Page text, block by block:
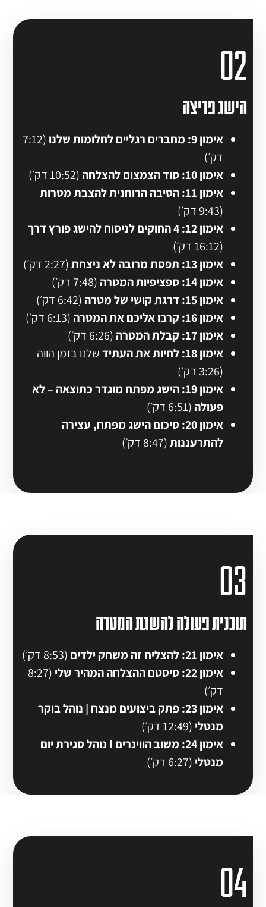
02
הישג פריצה
אימון 9: מחברים רגליים לחלומות שלנו
(7:12
דק׳)
אימון 10: סוד הצמצום להצלחה
(10:52 דק׳)
אימון 11: הסיבה הרוחנית להצבת מטרות
(9:43 דק׳)
אימון 12: 4 החוקים לניסוח להישג פורץ דרך
(16:12 דק׳)
אימון 13: תפסת מרובה לא ניצחת
(2:27 דק׳)
אימון 14: ספציפיות המטרה
(7:48 דק׳)
אימון 15: דרגת קושי של מטרה
(6:42 דק׳)
אימון 16: קרבו אליכם את המטרה
(6:13 דק׳)
אימון 17: קבלת המטרה
(6:26 דק׳)
אימון 18: לחיות את העתיד
שלנו בזמן הווה
(3:26 דק׳)
אימון 19: הישג מפתח מוגדר כתוצאה – לא
פעולה (6:51 דק׳)
אימון 20: סיכום הישג מפתח, עצירה
להתרעננות(8:47 דק׳)
03
תוכנית פעולה להשגת המטרה
אימון 21: להצליח זה משחק ילדים
(8:53 דק׳)
אימון 22: סיסטם ההצלחה המהיר שלי
(8:27
דק׳)
אימון 23: פתק ביצועים מנצח | נוהל בוקר
מנטלי (12:49 דק׳)
אימון 24: משוב הווינרים I נוהל סגירת יום
מנטלי (6:27 דק׳)
04